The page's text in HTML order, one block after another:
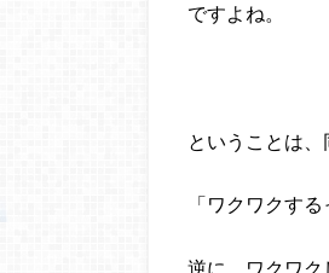
ですよね。
ということは
「ワクワクす
逆に、ワクワク